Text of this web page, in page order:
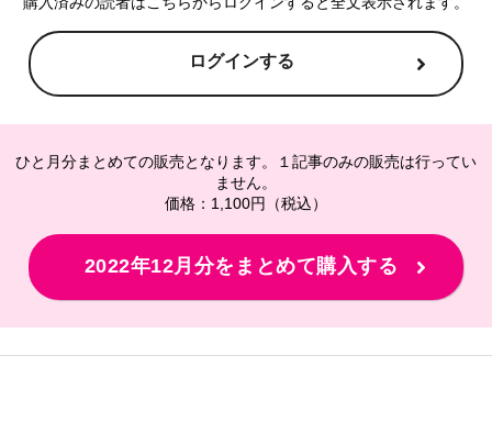
ログインする
ひと月分まとめての販売となります。１記事のみの販売は行ってい
ません。
価格：1,100円（税込）
2022年12月分をまとめて購入する